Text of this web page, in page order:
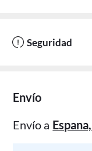
Seguridad
Envío
Envío a